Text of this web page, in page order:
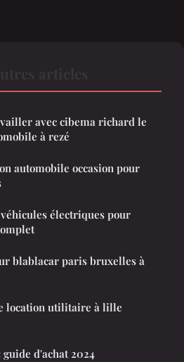
avec cibema richard le
à rezé
automobile occasion pour
électriques pour
blablacar paris bruxelles à
location utilitaire à lille
d'achat 2024